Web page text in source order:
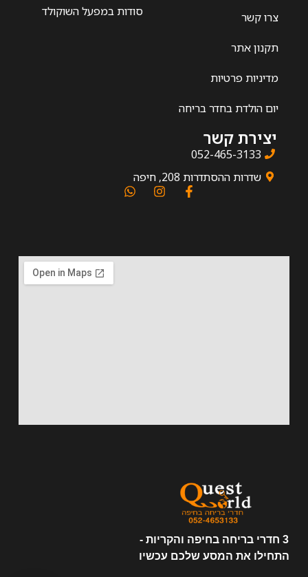
3 חדרי בריחה בחיפה והקריות -
התחילו את המסע שלכם עכשיו
צרו קשר
תקנון אתר
מדיניות פרטיות
יום הולדת בחדר בריחה
סודות במפעל השוקולד
יצירת קשר
052-465-3133
שדרות ההסתדרות 208, חיפה